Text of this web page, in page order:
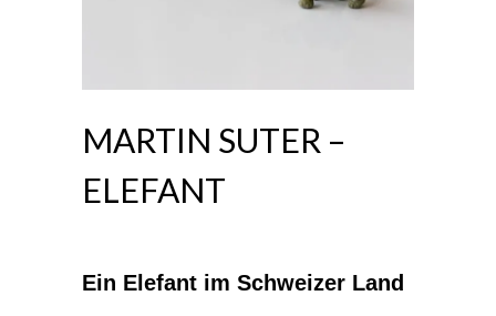
MARTIN SUTER –
ELEFANT
Ein Elefant im Schweizer Land